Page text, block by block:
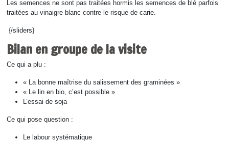
Les semences ne sont pas traitées hormis les semences de blé parfois
traitées au vinaigre blanc contre le risque de carie.
{/sliders}
Bilan en groupe de la visite
Ce qui a plu :
« La bonne maîtrise du salissement des graminées »
« Le lin en bio, c’est possible »
L’essai de soja
Ce qui pose question :
Le labour systématique